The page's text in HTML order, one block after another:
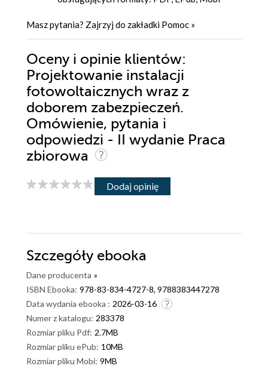
Masz pytania? Zajrzyj do zakładki Pomoc »
Oceny i opinie klientów:
Projektowanie instalacji
fotowoltaicznych wraz z
doborem zabezpieczeń.
Omówienie, pytania i
odpowiedzi - II wydanie Praca
zbiorowa
Dodaj opinię
Szczegóły ebooka
Dane producenta »
ISBN Ebooka: 978-83-834-4727-8, 9788383447278
Data wydania ebooka : 2026-03-16
Numer z katalogu: 283378
Rozmiar pliku Pdf: 2.7MB
Rozmiar pliku ePub: 10MB
Rozmiar pliku Mobi: 9MB